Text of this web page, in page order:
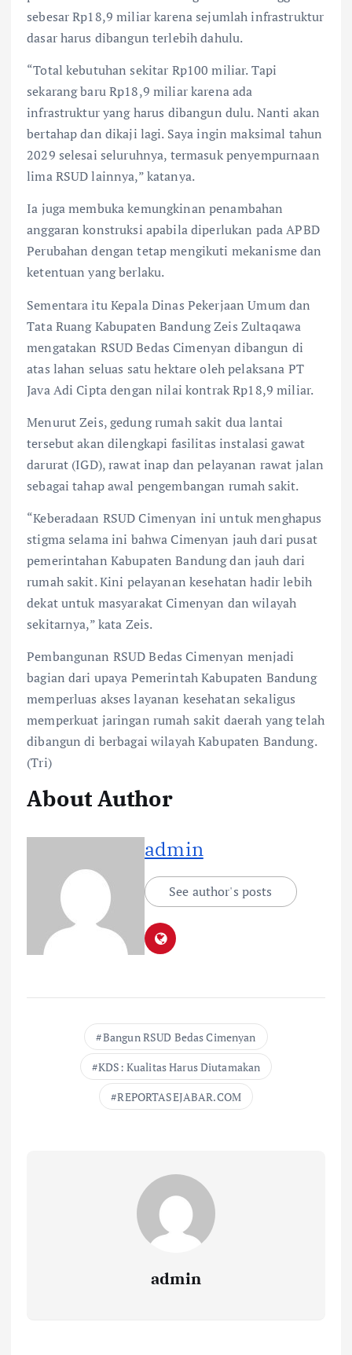
sebesar Rp18,9 miliar karena sejumlah infrastruktur
dasar harus dibangun terlebih dahulu.
“Total kebutuhan sekitar Rp100 miliar. Tapi
sekarang baru Rp18,9 miliar karena ada
infrastruktur yang harus dibangun dulu. Nanti akan
bertahap dan dikaji lagi. Saya ingin maksimal tahun
2029 selesai seluruhnya, termasuk penyempurnaan
lima RSUD lainnya,” katanya.
Ia juga membuka kemungkinan penambahan
anggaran konstruksi apabila diperlukan pada APBD
Perubahan dengan tetap mengikuti mekanisme dan
ketentuan yang berlaku.
Sementara itu Kepala Dinas Pekerjaan Umum dan
Tata Ruang Kabupaten Bandung Zeis Zultaqawa
mengatakan RSUD Bedas Cimenyan dibangun di
atas lahan seluas satu hektare oleh pelaksana PT
Java Adi Cipta dengan nilai kontrak Rp18,9 miliar.
Menurut Zeis, gedung rumah sakit dua lantai
tersebut akan dilengkapi fasilitas instalasi gawat
darurat (IGD), rawat inap dan pelayanan rawat jalan
sebagai tahap awal pengembangan rumah sakit.
“Keberadaan RSUD Cimenyan ini untuk menghapus
stigma selama ini bahwa Cimenyan jauh dari pusat
pemerintahan Kabupaten Bandung dan jauh dari
rumah sakit. Kini pelayanan kesehatan hadir lebih
dekat untuk masyarakat Cimenyan dan wilayah
sekitarnya,” kata Zeis.
Pembangunan RSUD Bedas Cimenyan menjadi
bagian dari upaya Pemerintah Kabupaten Bandung
memperluas akses layanan kesehatan sekaligus
memperkuat jaringan rumah sakit daerah yang telah
dibangun di berbagai wilayah Kabupaten Bandung.
(Tri)
About Author
admin
See author's posts
Bangun RSUD Bedas Cimenyan
KDS: Kualitas Harus Diutamakan
REPORTASEJABAR.COM
admin